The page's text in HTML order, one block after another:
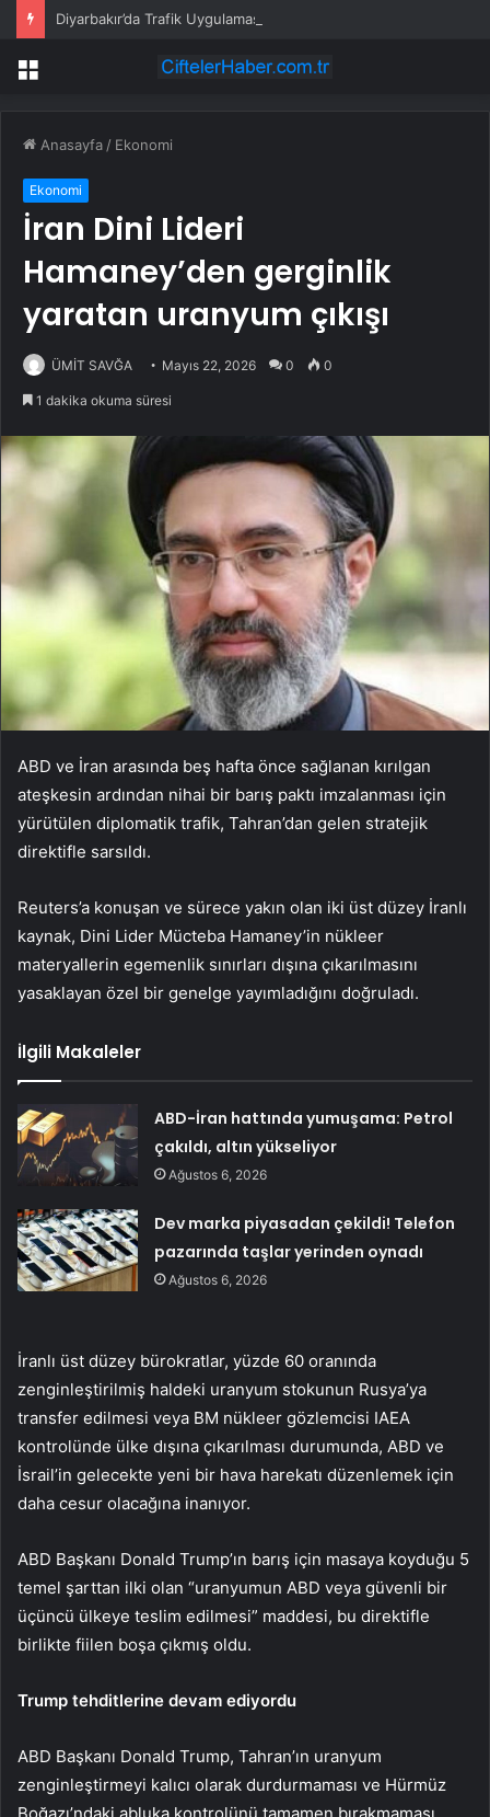
Diyarbakır’da Trafik Uygulaması
Menü
Anasayfa / Ekonomi
Ekonomi
İran Dini Lideri
Hamaney’den gerginlik
yaratan uranyum çıkışı
ÜMİT SAVĞA Mayıs 22, 2026 0 0
1 dakika okuma süresi
ABD ve İran arasında beş hafta önce sağlanan kırılgan
ateşkesin ardından nihai bir barış paktı imzalanması için
yürütülen diplomatik trafik, Tahran’dan gelen stratejik
direktifle sarsıldı.
Reuters’a konuşan ve sürece yakın olan iki üst düzey İranlı
kaynak, Dini Lider Mücteba Hamaney’in nükleer
materyallerin egemenlik sınırları dışına çıkarılmasını
yasaklayan özel bir genelge yayımladığını doğruladı.
İlgili Makaleler
ABD-İran hattında yumuşama: Petrol
çakıldı, altın yükseliyor
Ağustos 6, 2026
Dev marka piyasadan çekildi! Telefon
pazarında taşlar yerinden oynadı
Ağustos 6, 2026
İranlı üst düzey bürokratlar, yüzde 60 oranında
zenginleştirilmiş haldeki uranyum stokunun Rusya’ya
transfer edilmesi veya BM nükleer gözlemcisi IAEA
kontrolünde ülke dışına çıkarılması durumunda, ABD ve
İsrail’in gelecekte yeni bir hava harekatı düzenlemek için
daha cesur olacağına inanıyor.
ABD Başkanı Donald Trump’ın barış için masaya koyduğu 5
temel şarttan ilki olan “uranyumun ABD veya güvenli bir
üçüncü ülkeye teslim edilmesi” maddesi, bu direktifle
birlikte fiilen boşa çıkmış oldu.
Trump tehditlerine devam ediyordu
ABD Başkanı Donald Trump, Tahran’ın uranyum
zenginleştirmeyi kalıcı olarak durdurmaması ve Hürmüz